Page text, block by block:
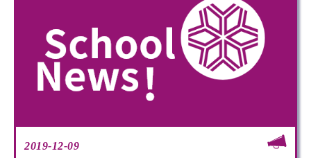
2019-12-09